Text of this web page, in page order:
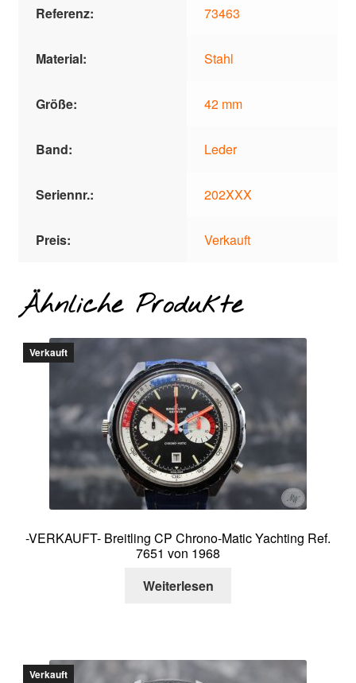
Referenz: 73463
Material: Stahl
Größe: 42 mm
Band: Leder
Seriennr.: 202XXX
Preis: Verkauft
Ähnliche Produkte
Verkauft
-VERKAUFT- Breitling CP Chrono-Matic Yachting Ref.
7651 von 1968
Weiterlesen
Verkauft